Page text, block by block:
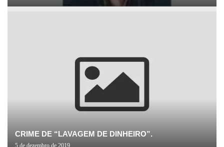
CRIME DE “LAVAGEM DE DINHEIRO”.
5 de dezembro de 2019